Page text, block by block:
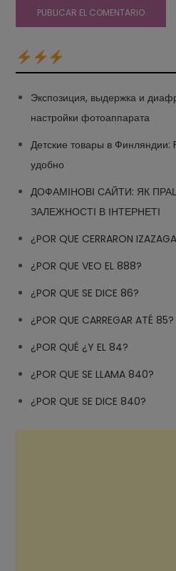
Экспозиция, выдержка и
настройки фотоаппарата
Детские товары в Финляндии:
удобно
ДОФАМІНОВІ САЙТИ: ЯК
ЗАЛЕЖНОСТІ В ІНТЕРНЕТІ
¿POR QUE CERRARON
¿POR QUE VEO EL 888?
¿POR QUE SE DICE 86?
¿POR QUE CARREGAR ATÉ 85?
¿POR QUÉ ¿Y EL 84?
¿POR QUE SE LLAMA 840?
¿POR QUE SE DICE 840?